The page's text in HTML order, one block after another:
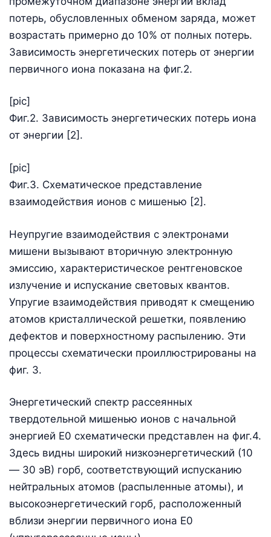
потерь, обусловленных обменом заряда, может
возрастать примерно до 10% от полных потерь.
Зависимость энергетических потерь от энергии
первичного иона показана на фиг.2.
[pic]
Фиг.2. Зависимость энергетических потерь иона
от энергии [2].
[pic]
Фиг.3. Схематическое представление
взаимодействия ионов с мишенью [2].
Неупругие взаимодействия с электронами
мишени вызывают вторичную электронную
эмиссию, характеристическое рентгеновское
излучение и испускание световых квантов.
Упругие взаимодействия приводят к смещению
атомов кристаллической решетки, появлению
дефектов и поверхностному распылению. Эти
процессы схематически проиллюстрированы на
фиг. 3.
Энергетический спектр рассеянных
твердотельной мишенью ионов с начальной
энергией Е0 схематически представлен на фиг.4.
Здесь видны широкий низкоэнергетический (10
— 30 эВ) горб, соответствующий испусканию
нейтральных атомов (распыленные атомы), и
высокоэнергетический горб, расположенный
вблизи энергии первичного иона Е0